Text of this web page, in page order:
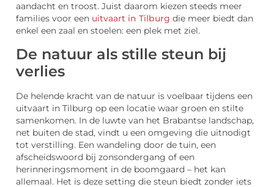
aandacht en troost. Juist daarom kiezen steeds meer
families voor een uitvaart in Tilburg die meer biedt dan
enkel een zaal en stoelen: een plek met ziel.
De natuur als stille steun bij
verlies
De helende kracht van de natuur is voelbaar tijdens een
uitvaart in Tilburg op een locatie waar groen en stilte
samenkomen. In de luwte van het Brabantse landschap,
net buiten de stad, vindt u een omgeving die uitnodigt
tot verstilling. Een wandeling door de tuin, een
afscheidswoord bij zonsondergang of een
herinneringsmoment in de boomgaard – het kan
allemaal. Het is deze setting die steun biedt zonder iets